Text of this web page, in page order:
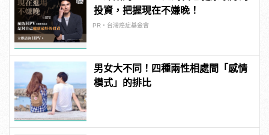
投資，把握現在不嫌晚！
PR・台灣癌症基金會
男女大不同！四種兩性相處間「感情
模式」的排比